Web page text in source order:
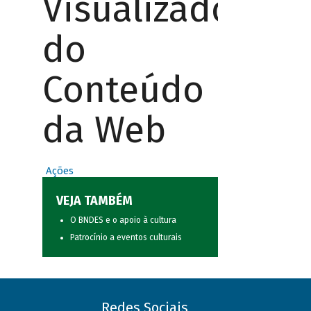
Visualizador
do
Conteúdo
da Web
Ações
VEJA TAMBÉM
O BNDES e o apoio à cultura
Patrocínio a eventos culturais
Redes Sociais